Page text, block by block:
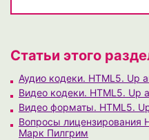
Статьи этого
Аудио кодеки. HTML5. Up
Видео кодеки. HTML5. Up
Видео форматы. HTML5.
Вопросы лицензирования
Марк Пилгрим